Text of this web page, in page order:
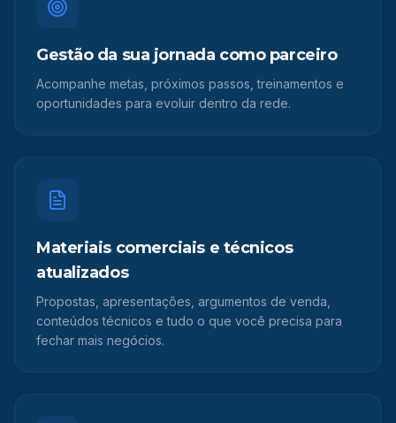
Gestão da sua jornada como parceiro
Acompanhe metas, próximos passos, treinamentos e
oportunidades para evoluir dentro da rede.
Materiais comerciais e técnicos
atualizados
Propostas, apresentações, argumentos de venda,
conteúdos técnicos e tudo o que você precisa para
fechar mais negócios.